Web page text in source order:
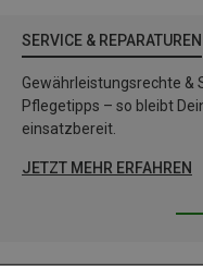
SERVICE & REPARATUREN
Gewährleistungsrechte &
Pflegetipps – so bleibt
einsatzbereit.
JETZT MEHR ERFAHREN